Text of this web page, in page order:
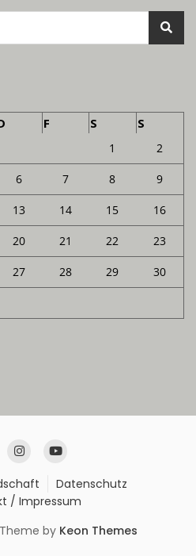
F S S
1 2
6 7 8 9
13 14 15 16
20 21 22 23
27 28 29 30
Datenschutz
/ Impressum
by Keon Themes